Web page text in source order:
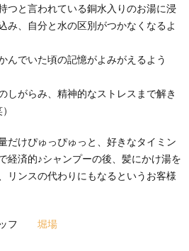
つと言われている銅水入りのお湯に浸
み、自分と水の区別がつかなくなるよ
んでいた頃の記憶がよみがえるよう
しがらみ、精神的なストレスまで解き
だけぴゅっぴゅっと、好きなタイミン
経済的♪シャンプーの後、髪にかけ湯を
リンスの代わりにもなるというお客様
ッフ 堀場